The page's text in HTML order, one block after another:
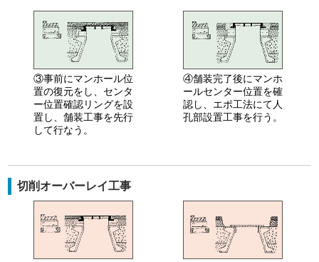
③事前にマンホール位
置の復元をし、センタ
ー位置確認リングを設
置し、舗装工事を先行
して行なう。
④舗装完了後にマンホ
ールセンター位置を確
認し、エポ工法にて人
孔部設置工事を行う。
切削オーバーレイ工事